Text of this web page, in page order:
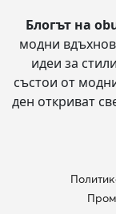
Блогът на
модни
идеи за
състои от
ден откриват